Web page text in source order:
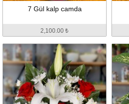
7 Gül kalp camda
2,100.00 ₺